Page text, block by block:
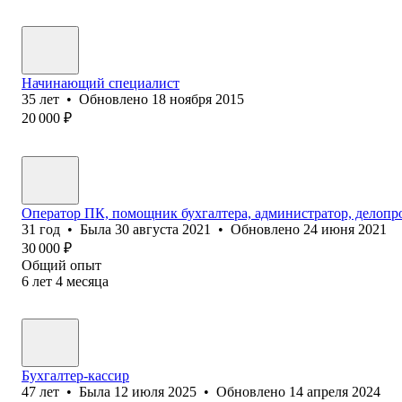
Начинающий специалист
35 лет • Обновлено 18 ноября 2015
20 000 ₽
Оператор ПК, помощник бухгалтера, администратор,
31 год • Была 30 августа 2021 • Обновлено 24 июня 2021
30 000 ₽
Общий опыт
6 лет 4 месяца
Бухгалтер-кассир
47 лет • Была 12 июля 2025 • Обновлено 14 апреля 2024